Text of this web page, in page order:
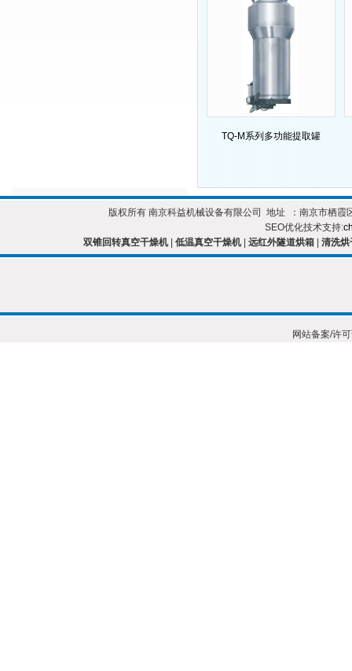
TQ-M系列多功能提取罐
版权所有 南京科益机械设备有限公司 地址 ：南京市栖
SEO优化技术支持:
双锥回转真空干燥机| 低温真空干燥机| 远红外隧道烘箱 清洗烘
网站备案/许